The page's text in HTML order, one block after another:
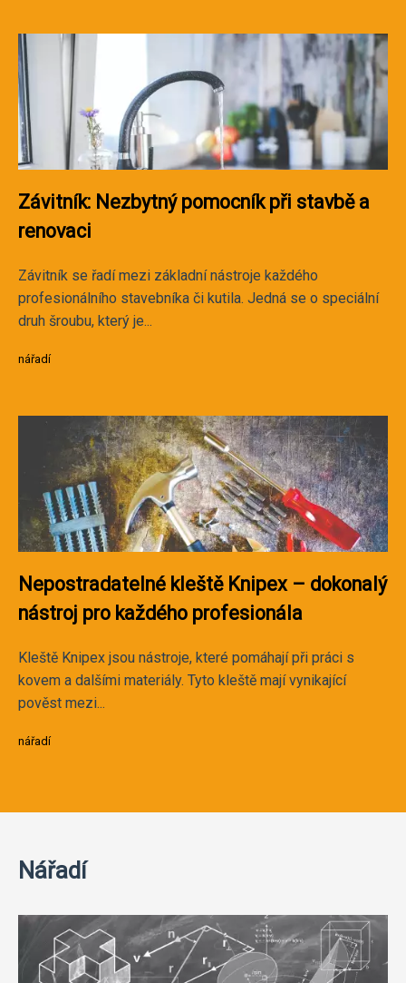
Závitník: Nezbytný pomocník při stavbě a
renovaci
Závitník se řadí mezi základní nástroje každého
profesionálního stavebníka či kutila. Jedná se o speciální
druh šroubu, který je...
nářadí
Nepostradatelné kleště Knipex – dokonalý
nástroj pro každého profesionála
Kleště Knipex jsou nástroje, které pomáhají při práci s
kovem a dalšími materiály. Tyto kleště mají vynikající
pověst mezi...
nářadí
Nářadí